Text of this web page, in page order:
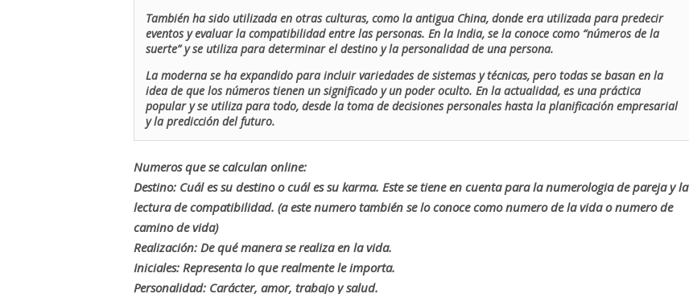
También ha sido utilizada en otras culturas, como la antigua China, donde era utilizada para predecir
eventos y evaluar la compatibilidad entre las personas. En la India, se la conoce como “números de la
suerte” y se utiliza para determinar el destino y la personalidad de una persona.
La moderna se ha expandido para incluir variedades de sistemas y técnicas, pero todas se basan en la
idea de que los números tienen un significado y un poder oculto. En la actualidad, es una práctica
popular y se utiliza para todo, desde la toma de decisiones personales hasta la planificación empresarial
y la predicción del futuro.
Numeros que se calculan online:
Destino: Cuál es su destino o cuál es su karma. Este se tiene en cuenta para la numerologia de pareja y la
lectura de compatibilidad. (a este numero también se lo conoce como numero de la vida o numero de
camino de vida)
Realización: De qué manera se realiza en la vida.
Iniciales: Representa lo que realmente le importa.
Personalidad: Carácter, amor, trabajo y salud.